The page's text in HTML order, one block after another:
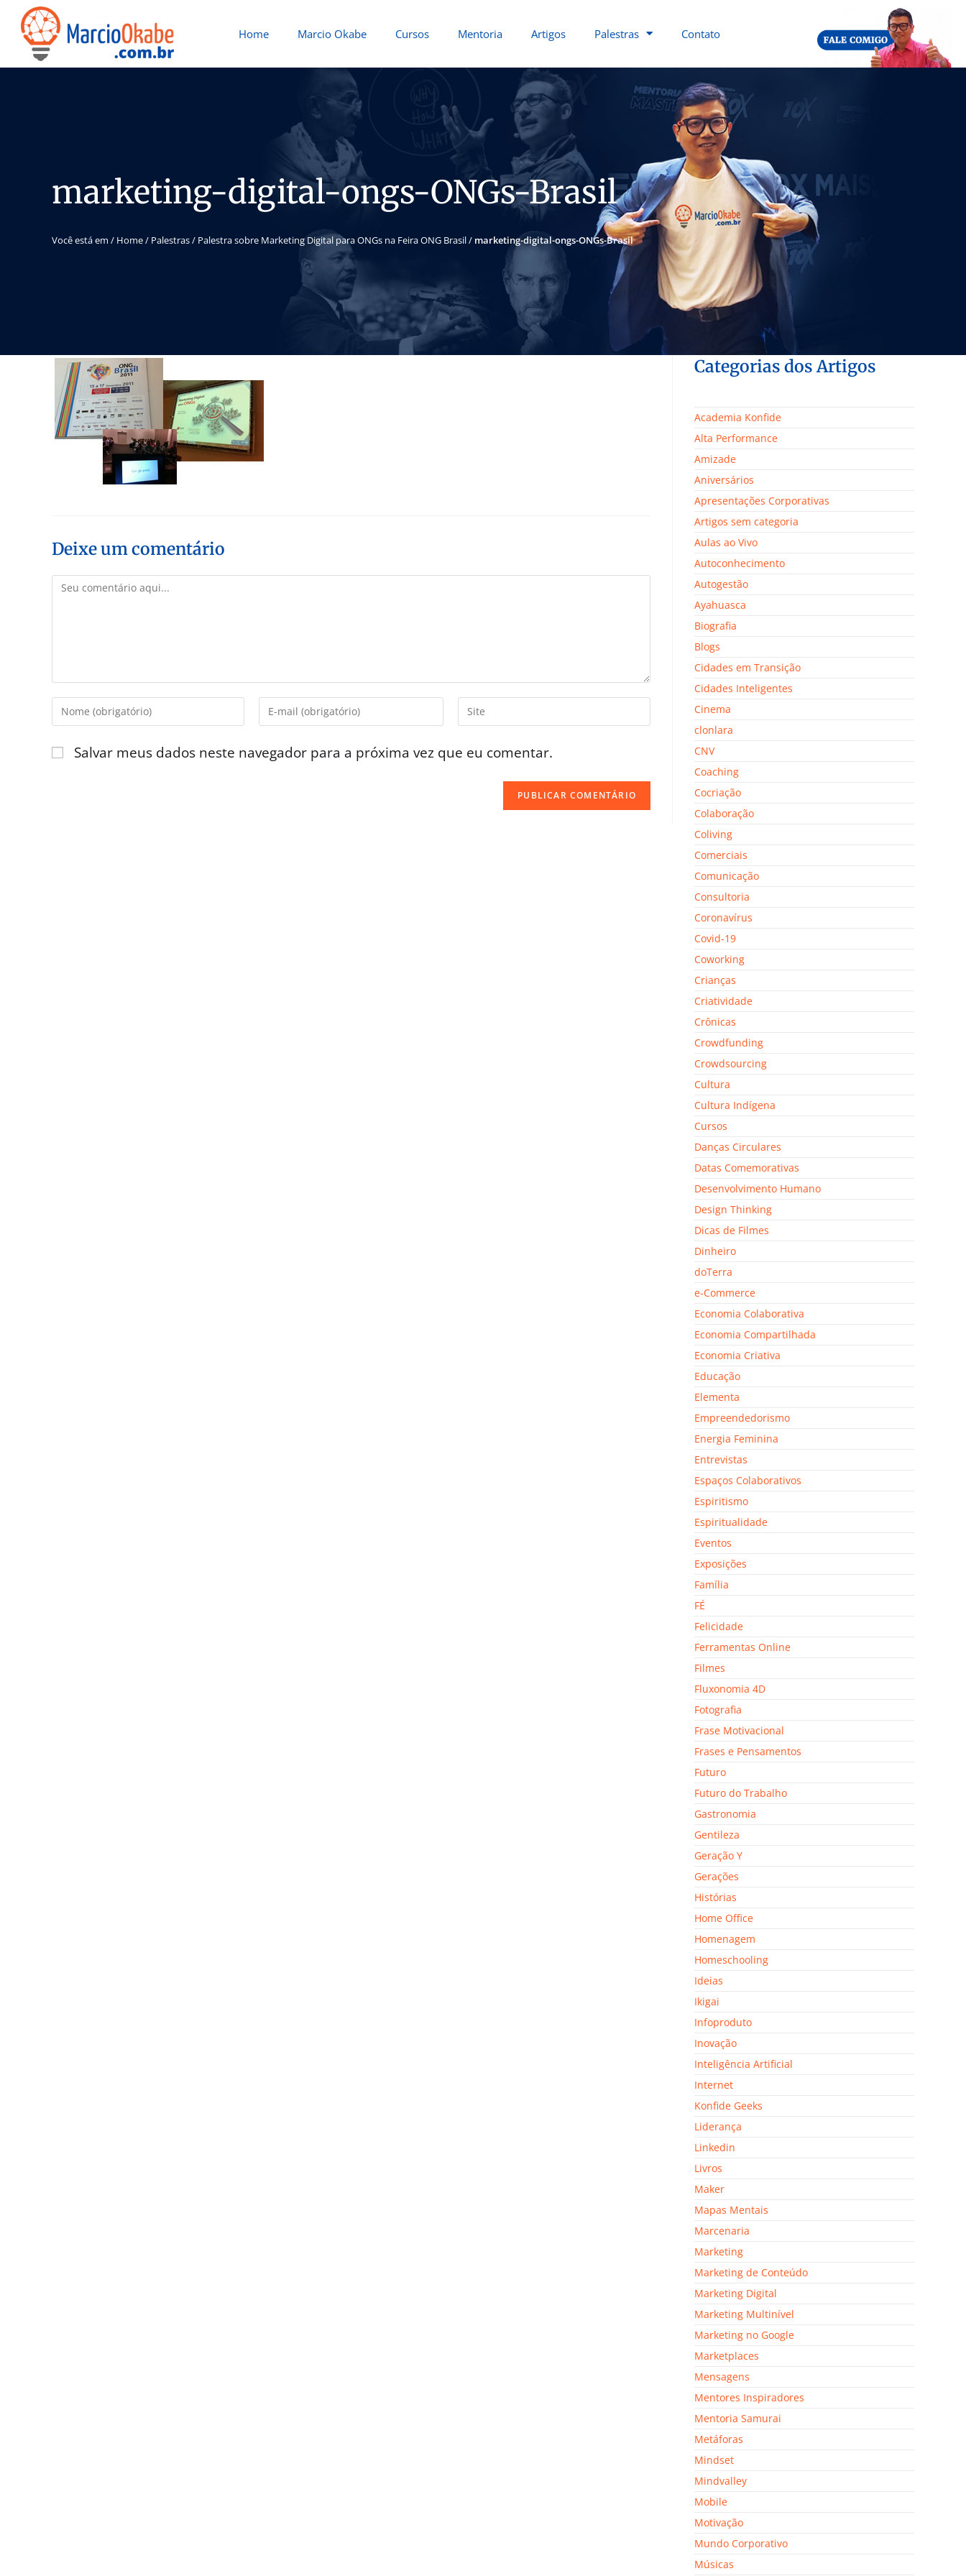
Home Marcio Okabe Cursos Mentoria Artigos Palestras Contato
marketing-digital-ongs-ONGs-Brasil
Você está em / Home/ Palestras/ Palestra sobre Marketing Digital para ONGs na Feira ONG Brasil/ marketing-digital-ongs-ONGs-Brasil
Deixe um comentário
Salvar meus dados neste navegador para a próxima vez que eu comentar.
Categorias dos Artigos
Academia Konfide
Alta Performance
Amizade
Aniversários
Apresentações Corporativas
Artigos sem categoria
Aulas ao Vivo
Autoconhecimento
Autogestão
Ayahuasca
Biografia
Blogs
Cidades em Transição
Cidades Inteligentes
Cinema
clonlara
CNV
Coaching
Cocriação
Colaboração
Coliving
Comerciais
Comunicação
Consultoria
Coronavírus
Covid-19
Coworking
Crianças
Criatividade
Crônicas
Crowdfunding
Crowdsourcing
Cultura
Cultura Indígena
Cursos
Danças Circulares
Datas Comemorativas
Desenvolvimento Humano
Design Thinking
Dicas de Filmes
Dinheiro
doTerra
e-Commerce
Economia Colaborativa
Economia Compartilhada
Economia Criativa
Educação
Elementa
Empreendedorismo
Energia Feminina
Entrevistas
Espaços Colaborativos
Espiritismo
Espiritualidade
Eventos
Exposições
Família
FÉ
Felicidade
Ferramentas Online
Filmes
Fluxonomia 4D
Fotografia
Frase Motivacional
Frases e Pensamentos
Futuro
Futuro do Trabalho
Gastronomia
Gentileza
Geração Y
Gerações
Histórias
Home Office
Homenagem
Homeschooling
Ideias
Ikigai
Infoproduto
Inovação
Inteligência Artificial
Internet
Konfide Geeks
Liderança
Linkedin
Livros
Maker
Mapas Mentais
Marcenaria
Marketing
Marketing de Conteúdo
Marketing Digital
Marketing Multinível
Marketing no Google
Marketplaces
Mensagens
Mentores Inspiradores
Mentoria Samurai
Metáforas
Mindset
Mindvalley
Mobile
Motivação
Mundo Corporativo
Músicas